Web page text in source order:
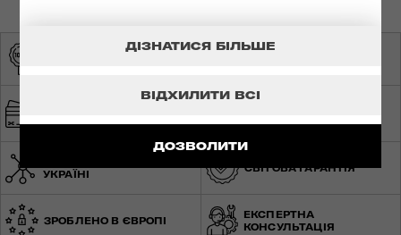
ДОЗВОЛИТИ
ВІДХИЛИТИ ВСІ
ДІЗНАТИСЯ БІЛЬШЕ
ОРИГІНАЛЬНА
ЕКСКЛЮЗИВНИЙ
ШВИДКА ТА
ДОСТАВКА
УКРАЇНІ
СВІТОВА ГАРАНТІЯ
ЗРОБЛЕНО В ЄВРОПІ
ЕКСПЕРТНА
КОНСУЛЬТАЦІЯ